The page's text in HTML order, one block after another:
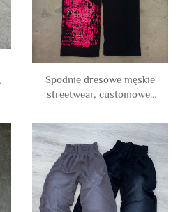
Spodnie dresowe męskie
streetwear, customowe,
szerokimi luźnymi
nogawkami, podwójny
pasek, dresy biegowe dla
mężczyzn